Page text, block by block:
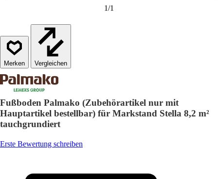
1/1
Vergleichen
Fußboden Palmako (Zubehörartikel nur mit
Hauptartikel bestellbar) für Markstand Stella 8,2 m²
tauchgrundiert
Erste Bewertung schreiben